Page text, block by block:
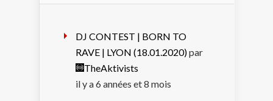
DJ CONTEST | BORN TO
RAVE | LYON (18.01.2020)par
TheAktivists
il y a 6 années et 8 mois